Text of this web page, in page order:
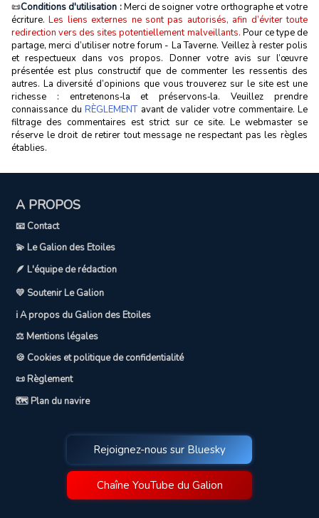
📜Conditions d'utilisation :Merci de soigner votre orthographe et votre
écriture.Les liens externes ne sont pas autorisés, afin d’éviter toute
redirection vers des sites potentiellement malveillants. Pour ce type de
partage, merci d’utiliser notre forum - La Taverne. Veillez à rester polis
et respectueux dans vos propos. Donner votre avis sur l’œuvre
présentée est plus constructif que de commenter les ressentis des
autres. La diversité d’opinions que vous trouverez sur le site est une
richesse : entretenons‑la et préservons‑la. Veuillez prendre
connaissance du RÈGLEMENTavant de valider votre commentaire. Le
filtrage des commentaires est strict sur ce site. Le webmaster se
réserve le droit de retirer tout message ne respectant pas les règles
établies.
A PROPOS
📧 Contact
💫 Le Galion des Etoiles
🪶 L'équipe de rédaction
💛 Soutenir Le Galion
ℹ️ A propos du Galion des Etoiles
⚖️ Mentions légales
🍪 Cookies et politique de confidentialité
📜 Règlement
🗺️ Plan du navire
Rejoignez-nous sur Bluesky
Chaîne YouTube du Galion